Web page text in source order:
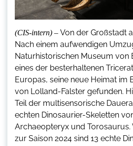
(CIS-intern) – Von der Großstadt
Nach einem aufwendigen
Naturhistorischen Museum von
eines der besterhaltenen
Europas, seine neue Heimat im
von Lolland-Falster gefunden.
Teil der multisensorische
echten Dinosaurier-Skeletten
Archaeopteryx und Torosaurus.
zur Saison 2024 sind 13 echte